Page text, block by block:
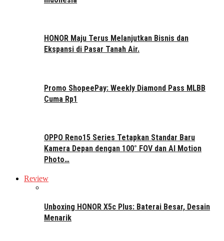
HONOR Maju Terus Melanjutkan Bisnis dan
Ekspansi di Pasar Tanah Air.
Promo ShopeePay: Weekly Diamond Pass MLBB
Cuma Rp1
OPPO Reno15 Series Tetapkan Standar Baru
Kamera Depan dengan 100° FOV dan AI Motion
Photo…
Review
Unboxing HONOR X5c Plus: Baterai Besar, Desain
Menarik